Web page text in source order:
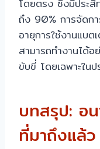
โดยตรง ซึ่งมีประสิ
ถึง 90% การจัดก
อายุการใช้งานแบ
สามารถทำงานได้อ
ขับขี่ โดยเฉพาะใน
บทสรุป: อ
ที่มาถึงแล้ว